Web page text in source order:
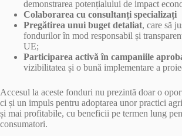
demonstrarea potențialului de impact
Colaborarea cu consultanți specializați
Pregătirea unui buget detaliat, care să
fondurilor în mod responsabil și
UE;
Participarea activă în campaniile
vizibilitatea și o bună implementare a
Accesul la aceste fonduri nu prezintă doar o
ci și un impuls pentru adoptarea unor practici
și mai profitabile, cu beneficii pe termen lung
consumatori.